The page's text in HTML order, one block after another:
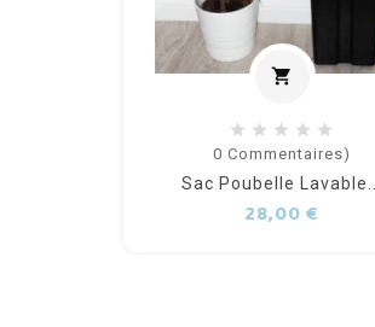
shopping_cart
0 Commentaires)
Sac Poubelle Lavable...
28,00 €